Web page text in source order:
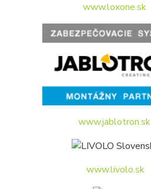
www.loxone.sk
www.jablotron.sk
www.livolo.sk